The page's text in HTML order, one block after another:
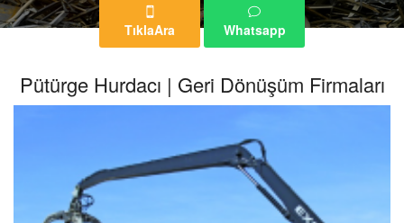
TıklaAra Whatsapp
Pütürge Hurdacı | Geri Dönüşüm Firmaları